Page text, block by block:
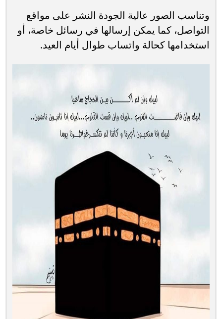
وتناسب الصور عالية الجودة النشر على مواقع
التواصل، كما يمكن إرسالها في رسائل خاصة، أو
استخدامها كحالة واتساب طوال أيام العيد.